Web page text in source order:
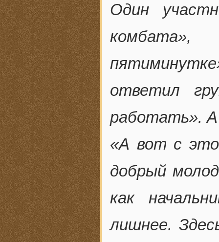
Один
комбата»,
ответил
работать».
«А вот с
добрый
как
лишнее.